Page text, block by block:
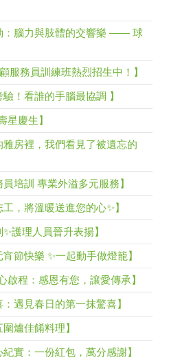
：腦力與肢體的交響樂 —— 球
服務員訓練班熱烈招生中！】
！看誰的手腦最協調 】
星慶生】
雅房裡，我們看見了被遺忘的
培訓 專業外溢多元服務】
，將溫暖送進您的心✨】
護理人員晉升表揚】
節快樂 ✨一起動手做燈籠】
啟程：感恩有您，讓愛傳承】
遇見春日的第一抹驚喜】
爐佳餚料理】
實：一份紅包，萬分感謝】